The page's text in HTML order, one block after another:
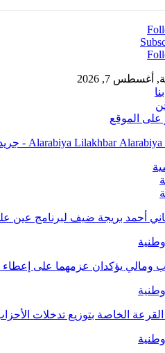
أغسطس 7, 2026
على الموقع
Alarabiya Lilakhbar - جريدة إلكترونية عربية متجددة على مدار الساعة
أحمد بريجة ضيف لبرنامج عين
وطنية
ومالي يؤكدان عزمهما على إعطاء
وطنية
القرعة الخاصة بتوزيع تدخلات
وطنية